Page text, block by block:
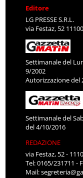
Editore
LG PRESSE S.R.L.
via Festaz, 52
Settimanale del
9/2002
Autorizzazione del
Settimanale del
del 4/10/2016
REDAZIONE
via Festaz, 52 -
Tel: 0165/231711 -
Mail: